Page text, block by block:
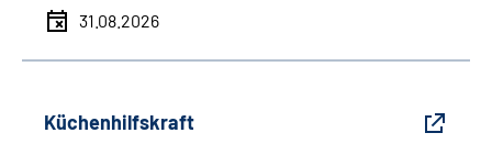
31.08.2026
Küchenhilfskraft